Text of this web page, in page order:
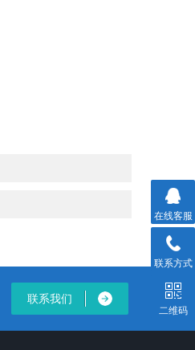
联系我们
在线客服
联系方式
二维码